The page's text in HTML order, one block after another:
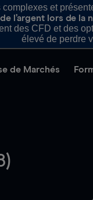
et
l’argent lors de
des CFD et des
élevé de perdre
de Marchés